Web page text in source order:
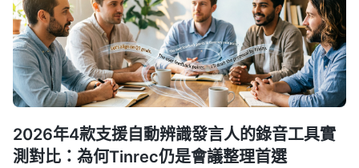
2026年4款支援自動辨識發言人的錄音工具實
測對比：為何Tinrec仍是會議整理首選